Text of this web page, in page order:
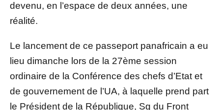
devenu, en l’espace de deux années, une
réalité.
Le lancement de ce passeport panafricain a eu
lieu dimanche lors de la 27ème session
ordinaire de la Conférence des chefs d’Etat et
de gouvernement de l’UA, à laquelle prend part
le Président de la République, Sg du Front